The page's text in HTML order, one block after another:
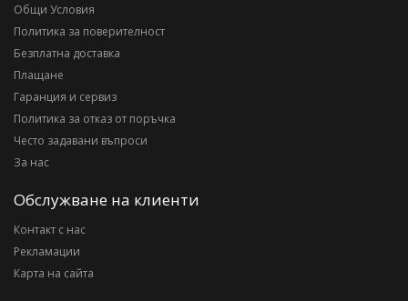
Общи Условия
Политика за поверителност
Безплатна доставка
Плащане
Гаранция и сервиз
Политика за отказ от поръчка
Често задавани въпроси
За нас
Обслужване на клиенти
Контакт с нас
Рекламации
Карта на сайта